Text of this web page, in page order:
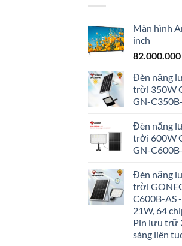
Màn hình
inch
82.000.000
Đèn năng
trời 350W
GN-
Đèn năng
trời 600W
GN-
Đèn năng
trời
C600B-AS
21W, 64
Pin lưu trữ
sáng liên